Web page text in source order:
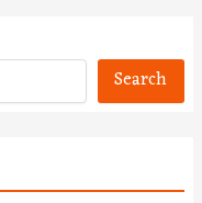
Search